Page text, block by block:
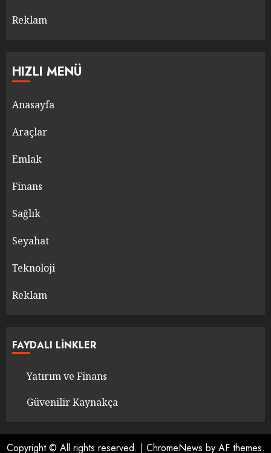
Reklam
HIZLI MENÜ
Anasayfa
Araçlar
Emlak
Finans
Sağlık
Seyahat
Teknoloji
Reklam
FAYDALI LINKLER
Yatırım ve Finans
Güvenilir Kaynakça
Copyright © All rights reserved. | ChromeNews by AF themes.